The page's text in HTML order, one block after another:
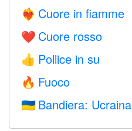
❤️‍🔥 Cuore in fiamme
❤️ Cuore rosso
👍 Pollice in su
🔥 Fuoco
🇺🇦 Bandiera: Ucraina